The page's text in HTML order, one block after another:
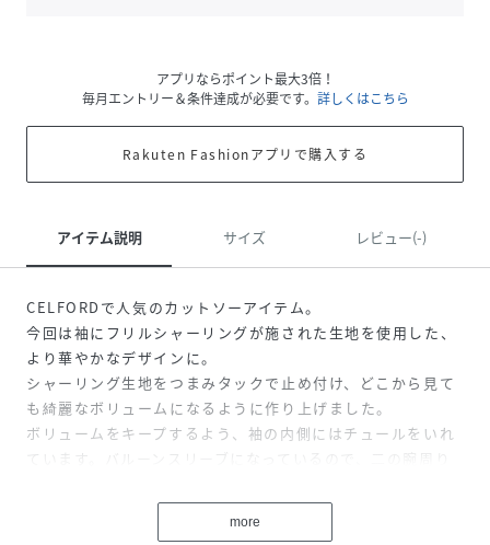
アプリならポイント最大3倍！
毎月エントリー＆条件達成が必要です。 詳しくはこちら
Rakuten Fashionアプリで購入する
アイテム説明 サイズ レビュー(-)
CELFORDで人気のカットソーアイテム。
今回は袖にフリルシャーリングが施された生地を使用した、
より華やかなデザインに。
シャーリング生地をつまみタックで止め付け、どこから見て
も綺麗なボリュームになるように作り上げました。
ボリュームをキープするよう、袖の内側にはチュールをいれ
ています。バルーンスリーブになっているので、二の腕周り
着映えするデザインなので、シンプルなボトムスと合わせて
もコーディネートを華やかに仕上げてくれるアイテムになっ
more